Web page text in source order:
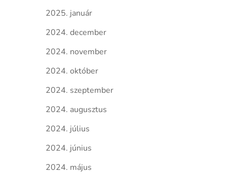
2025. január
2024. december
2024. november
2024. október
2024. szeptember
2024. augusztus
2024. július
2024. június
2024. május